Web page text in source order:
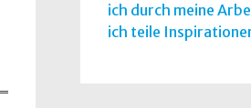
ich durch meine
ich teile